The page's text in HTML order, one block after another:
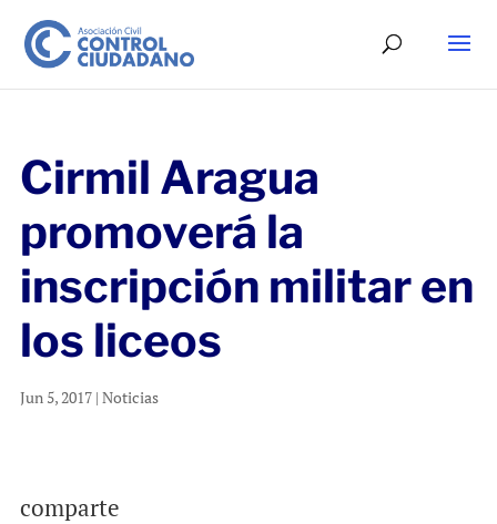
Cirmil Aragua
promoverá la
inscripción militar en
los liceos
Jun 5, 2017| Noticias
comparte